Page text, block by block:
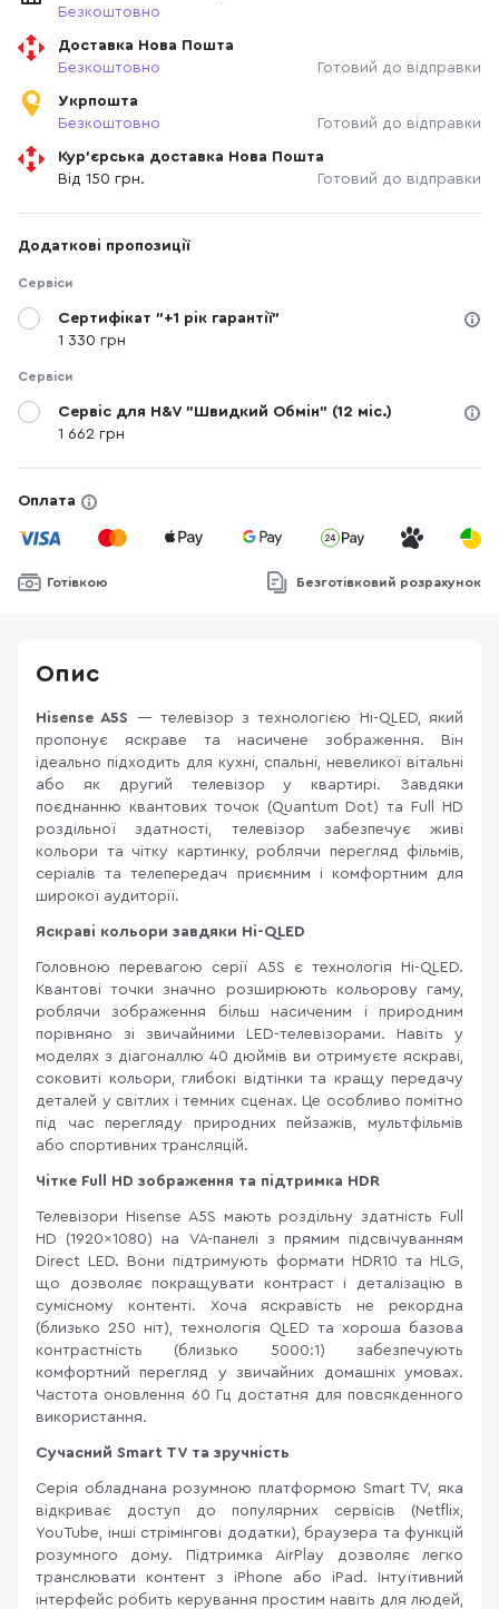
Безкоштовно
Доставка Нова Пошта
Безкоштовно
Готовий до відправки
Укрпошта
Безкоштовно
Готовий до відправки
Кур'єрська доставка Нова Пошта
Від 150 грн.
Готовий до відправки
Додаткові пропозиції
Сервіси
Сертифікат "+1 рік гарантії"
1 330 грн
Сервіси
Сервіс для H&V "Швидкий Обмін" (12 міс.)
1 662 грн
Оплата
Готівкою Безготівковий розрахунок
Опис
Hisense A5S — телевізор з технологією Hi-QLED, який
пропонує яскраве та насичене зображення. Він
ідеально підходить для кухні, спальні, невеликої вітальні
або як другий телевізор у квартирі. Завдяки
поєднанню квантових точок (Quantum Dot) та Full HD
роздільної здатності, телевізор забезпечує живі
кольори та чітку картинку, роблячи перегляд фільмів,
серіалів та телепередач приємним і комфортним для
широкої аудиторії.
Яскраві кольори завдяки Hi-QLED
Головною перевагою серії A5S є технологія Hi-QLED.
Квантові точки значно розширюють кольорову гаму,
роблячи зображення більш насиченим і природним
порівняно зі звичайними LED-телевізорами. Навіть у
моделях з діагоналлю 40 дюймів ви отримуєте яскраві,
соковиті кольори, глибокі відтінки та кращу передачу
деталей у світлих і темних сценах. Це особливо помітно
під час перегляду природних пейзажів, мультфільмів
або спортивних трансляцій.
Чітке Full HD зображення та підтримка HDR
Телевізори Hisense A5S мають роздільну здатність Full
HD (1920×1080) на VA-панелі з прямим підсвічуванням
Direct LED. Вони підтримують формати HDR10 та HLG,
що дозволяє покращувати контраст і деталізацію в
сумісному контенті. Хоча яскравість не рекордна
(близько 250 ніт), технологія QLED та хороша базова
контрастність (близько 5000:1) забезпечують
комфортний перегляд у звичайних домашніх умовах.
Частота оновлення 60 Гц достатня для повсякденного
використання.
Сучасний Smart TV та зручність
Серія обладнана розумною платформою Smart TV, яка
відкриває доступ до популярних сервісів (Netflix,
YouTube, інші стрімінгові додатки), браузера та функцій
розумного дому. Підтримка AirPlay дозволяє легко
транслювати контент з iPhone або iPad. Інтуїтивний
інтерфейс робить керування простим навіть для людей,